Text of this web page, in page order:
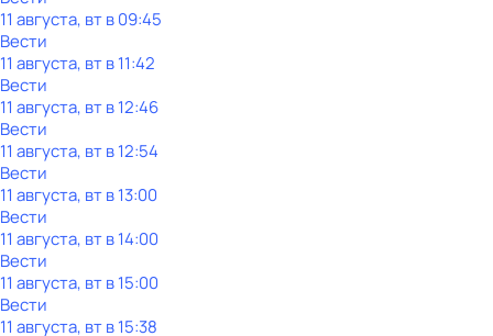
11 августа, вт в 09:45
Вести
11 августа, вт в 11:42
Вести
11 августа, вт в 12:46
Вести
11 августа, вт в 12:54
Вести
11 августа, вт в 13:00
Вести
11 августа, вт в 14:00
Вести
11 августа, вт в 15:00
Вести
11 августа, вт в 15:38